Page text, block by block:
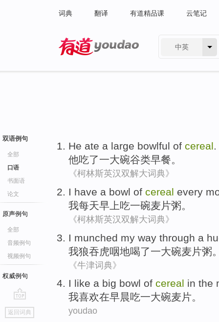
词典 翻译 有道精品课 云笔记
中英
双语例句
全部
口语
书面语
论文
原声例句
全部
音频例句
视频例句
权威例句
go
top
返回词典
He ate a large bowlful of cereal.
他吃了一大碗谷类早餐。
《柯林斯英汉双解大词典》
I have a bowl of cereal every
我每天早上吃一碗麦片粥。
《柯林斯英汉双解大词典》
I munched my way through a
我狼吞虎咽地喝了一大碗麦片粥
《牛津词典》
I like a big bowl of cereal in the
我喜欢在早晨吃一大碗麦片。
youdao